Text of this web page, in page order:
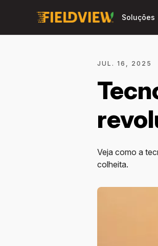
Soluções
JUL. 16, 2025
Veja como a
colheita.